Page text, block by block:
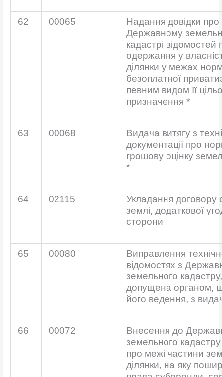
62 00065
Надання довідки про
Державному
кадастрі відомостей
одержання у
ділянки у межах
безоплатної
певним видом її
призначення *
63 00068
Видача витягу з
документації про
грошову оцінку
*
64 02115
Укладання договору
землі, додаткової
сторони
65 00080
Виправлення
відомостях з
земельного
допущена органом,
його ведення, з
66 00072
Внесення до
земельного
про межі частини
ділянки, на яку